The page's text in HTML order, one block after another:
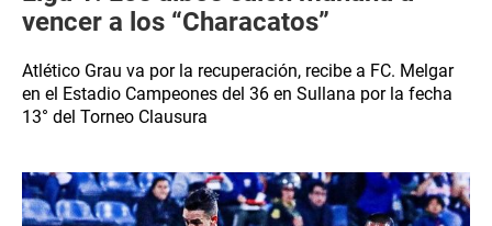
vencer a los “Characatos”
Atlético Grau va por la recuperación, recibe a FC. Melgar
en el Estadio Campeones del 36 en Sullana por la fecha
13° del Torneo Clausura